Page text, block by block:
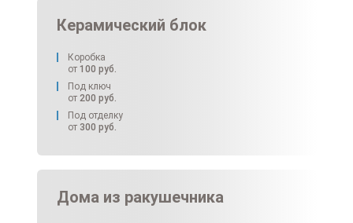
Керамический блок
Коробка
от 100 руб.
Под ключ
от 200 руб.
Под отделку
от 300 руб.
Дома из ракушечника